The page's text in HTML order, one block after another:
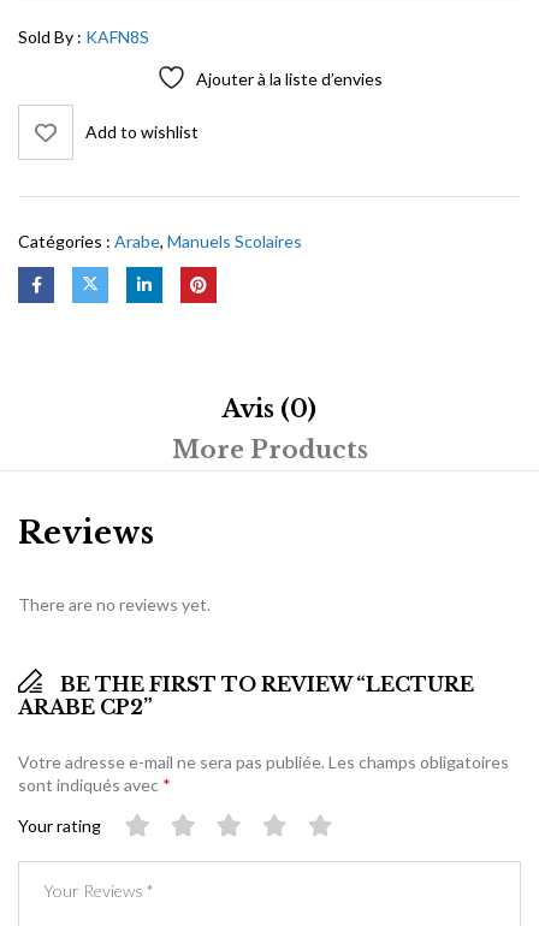
Sold By : KAFN8S
Ajouter à la liste d’envies
Add to wishlist
Catégories : Arabe, Manuels Scolaires
Avis (0)
More Products
Reviews
There are no reviews yet.
BE THE FIRST TO REVIEW “LECTURE
ARABE CP2”
Votre adresse e-mail ne sera pas publiée.Les champs obligatoires
sont indiqués avec *
Your rating